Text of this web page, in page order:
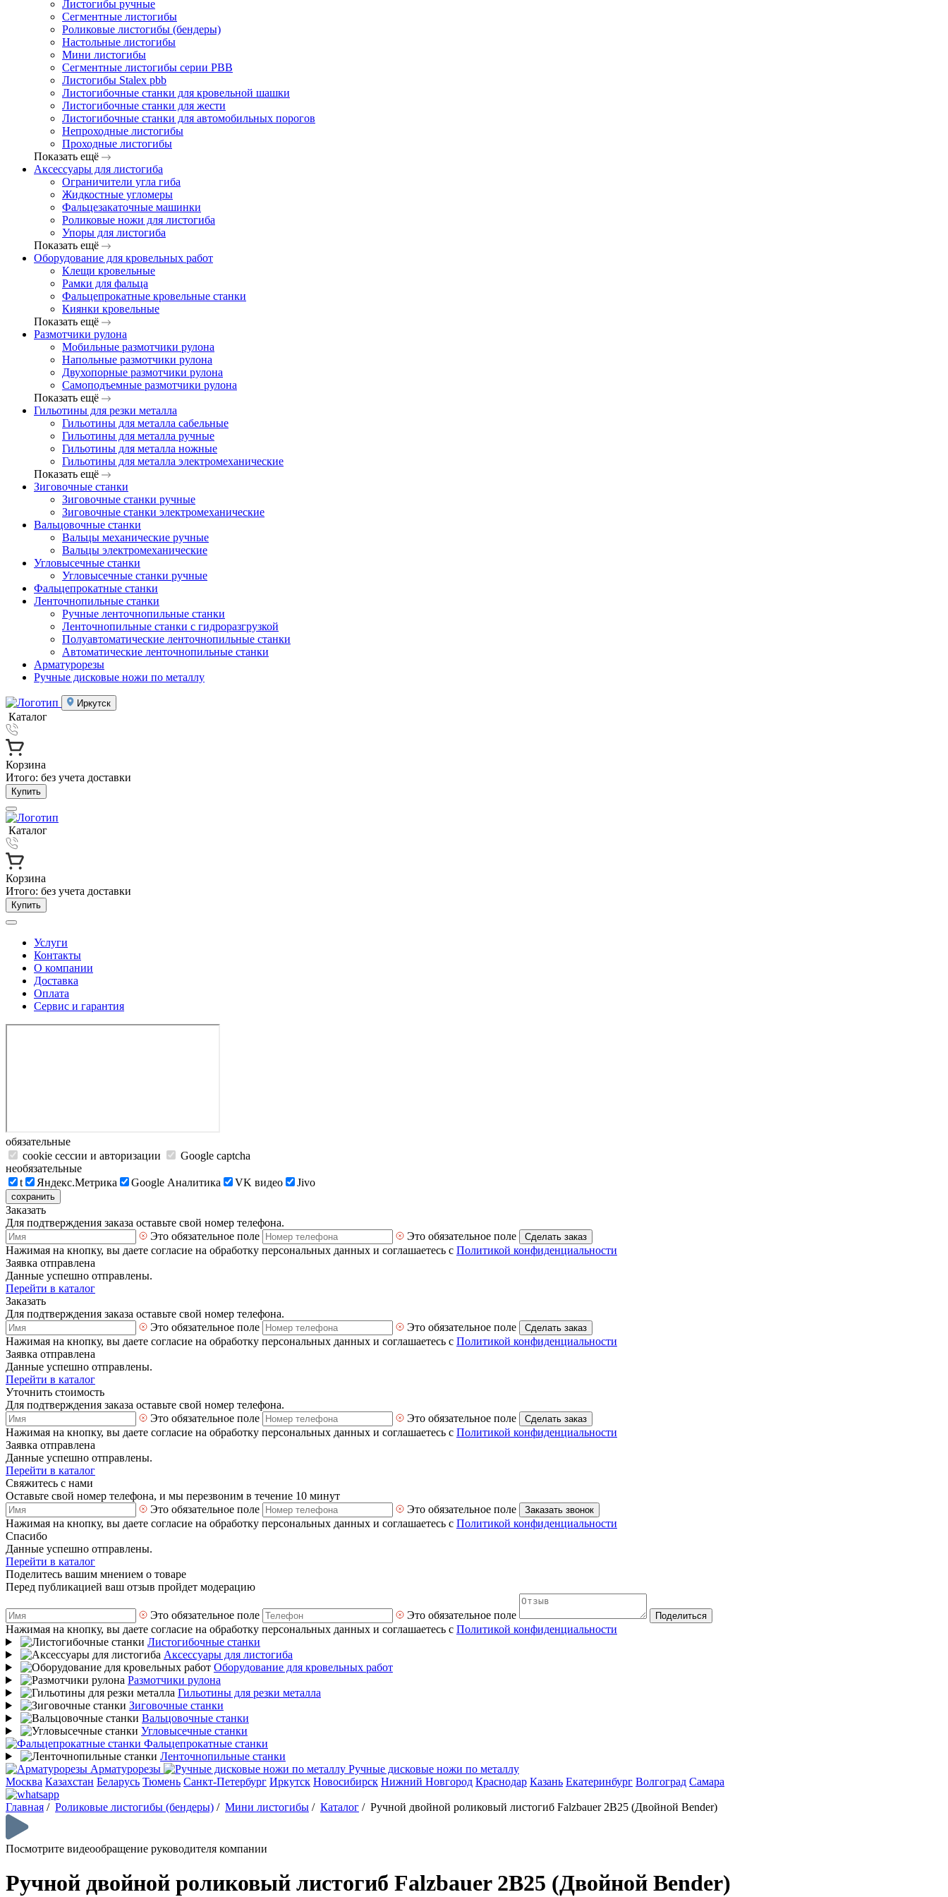
Листогибы ручные
Сегментные листогибы
Роликовые листогибы (бендеры)
Настольные листогибы
Мини листогибы
Сегментные листогибы серии PBB
Листогибы Stalex pbb
Листогибочные станки для кровельной шашки
Листогибочные станки для жести
Листогибочные станки для автомобильных порогов
Непроходные листогибы
Проходные листогибы
Показать ещё
Аксессуары для листогиба
Ограничители угла гиба
Жидкостные угломеры
Фальцезакаточные машинки
Роликовые ножи для листогиба
Упоры для листогиба
Показать ещё
Оборудование для кровельных работ
Клещи кровельные
Рамки для фальца
Фальцепрокатные кровельные станки
Киянки кровельные
Показать ещё
Размотчики рулона
Мобильные размотчики рулона
Напольные размотчики рулона
Двухопорные размотчики рулона
Самоподъемные размотчики рулона
Показать ещё
Гильотины для резки металла
Гильотины для металла сабельные
Гильотины для металла ручные
Гильотины для металла ножные
Гильотины для металла электромеханические
Показать ещё
Зиговочные станки
Зиговочные станки ручные
Зиговочные станки электромеханические
Вальцовочные станки
Вальцы механические ручные
Вальцы электромеханические
Угловысечные станки
Угловысечные станки ручные
Фальцепрокатные станки
Ленточнопильные станки
Ручные ленточнопильные станки
Ленточнопильные станки с гидроразгрузкой
Полуавтоматические ленточнопильные станки
Автоматические ленточнопильные станки
Арматурорезы
Ручные дисковые ножи по металлу
Иркутск
Каталог
Корзина
Итого: без учета доставки
Купить
Каталог
Корзина
Итого: без учета доставки
Купить
Услуги
Контакты
О компании
Доставка
Оплата
Сервис и гарантия
обязательные
cookie сессии и авторизации
Google captcha
необязательные
t
Яндекс.Метрика Google Аналитика VK видео Jivo
сохранить
Заказать
Для подтверждения заказа оставьте свой номер телефона.
Это обязательное поле
Это обязательное поле Сделать заказ
Нажимая на кнопку, вы даете согласие на обработку персональных данных и соглашаетесь с Политикой конфиденциальности
Заявка отправлена
Данные успешно отправлены.
Перейти в каталог
Заказать
Для подтверждения заказа оставьте свой номер телефона.
Это обязательное поле
Это обязательное поле Сделать заказ
Нажимая на кнопку, вы даете согласие на обработку персональных данных и соглашаетесь с Политикой конфиденциальности
Заявка отправлена
Данные успешно отправлены.
Перейти в каталог
Уточнить стоимость
Для подтверждения заказа оставьте свой номер телефона.
Это обязательное поле
Это обязательное поле Сделать заказ
Нажимая на кнопку, вы даете согласие на обработку персональных данных и соглашаетесь с Политикой конфиденциальности
Заявка отправлена
Данные успешно отправлены.
Перейти в каталог
Свяжитесь с нами
Оставьте свой номер телефона, и мы перезвоним в течение 10 минут
Это обязательное поле
Это обязательное поле Заказать звонок
Нажимая на кнопку, вы даете согласие на обработку персональных данных и соглашаетесь с Политикой конфиденциальности
Спасибо
Данные успешно отправлены.
Перейти в каталог
Поделитесь вашим мнением о товаре
Перед публикацией ваш отзыв пройдет модерацию
Это обязательное поле Это обязательное поле Поделиться
Нажимая на кнопку, вы даете согласие на обработку персональных данных и соглашаетесь с Политикой конфиденциальности
Листогибочные станки
Аксессуары для листогиба
Оборудование для кровельных работ
Размотчики рулона
Гильотины для резки металла
Зиговочные станки
Вальцовочные станки
Угловысечные станки
Фальцепрокатные станки
Ленточнопильные станки
Арматурорезы
Ручные дисковые ножи по металлу
Москва Казахстан Беларусь Тюмень Санкт-Петербург Иркутск Новосибирск Нижний Новгород Краснодар Казань Екатеринбург Волгоград Самара
Главная / Роликовые листогибы (бендеры) / Мини листогибы / Каталог / Ручной двойной роликовый листогиб Falzbauer 2B25 (Двойной Bender)
Посмотрите видеообращение руководителя компании
Ручной двойной роликовый листогиб Falzbauer 2B25 (Двойной Bender)